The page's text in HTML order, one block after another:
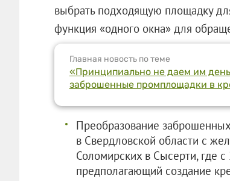
выбрать подходящую площадку
функция «одного окна» для
Главная новость по теме
«Принципиально не даем им
заброшенные промплощадки в
Преобразование
в Свердловской области с
Соломирских в Сысерти, где с
предполагающий создание